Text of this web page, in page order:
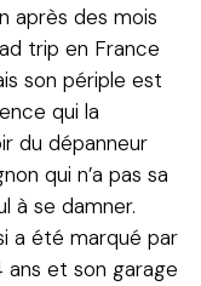
après des mois
trip en France
son périple est
qui la
du dépanneur
qui n’a pas sa
à se damner.
a été marqué par
ans et son garage